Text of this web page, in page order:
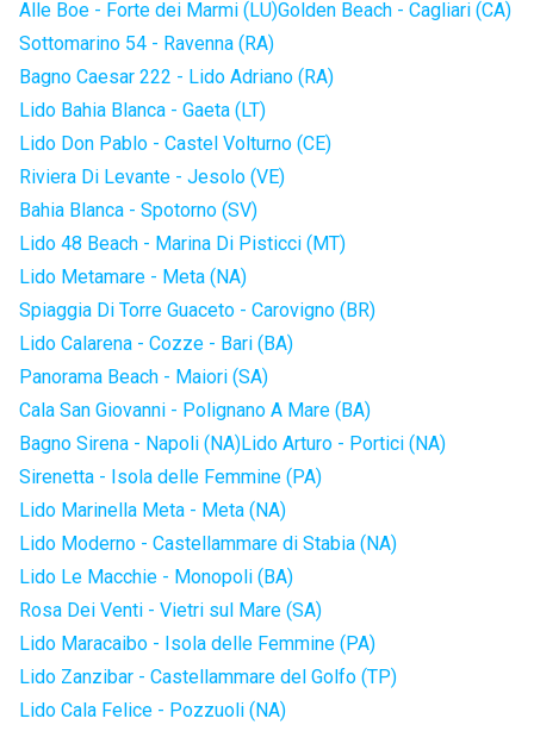
Alle Boe - Forte dei Marmi (LU)Golden Beach - Cagliari (CA)
Sottomarino 54 - Ravenna (RA)
Bagno Caesar 222 - Lido Adriano (RA)
Lido Bahia Blanca - Gaeta (LT)
Lido Don Pablo - Castel Volturno (CE)
Riviera Di Levante - Jesolo (VE)
Bahia Blanca - Spotorno (SV)
Lido 48 Beach - Marina Di Pisticci (MT)
Lido Metamare - Meta (NA)
Spiaggia Di Torre Guaceto - Carovigno (BR)
Lido Calarena - Cozze - Bari (BA)
Panorama Beach - Maiori (SA)
Cala San Giovanni - Polignano A Mare (BA)
Bagno Sirena - Napoli (NA)Lido Arturo - Portici (NA)
Sirenetta - Isola delle Femmine (PA)
Lido Marinella Meta - Meta (NA)
Lido Moderno - Castellammare di Stabia (NA)
Lido Le Macchie - Monopoli (BA)
Rosa Dei Venti - Vietri sul Mare (SA)
Lido Maracaibo - Isola delle Femmine (PA)
Lido Zanzibar - Castellammare del Golfo (TP)
Lido Cala Felice - Pozzuoli (NA)